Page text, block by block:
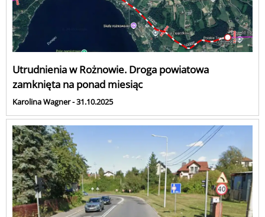
Utrudnienia w Rożnowie. Droga powiatowa
zamknięta na ponad miesiąc
Karolina Wagner - 31.10.2025